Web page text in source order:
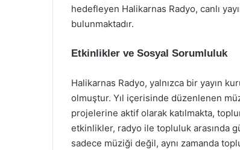
hedefleyen Halikarnas Radyo, canlı
bulunmaktadır.
Etkinlikler ve Sosyal Sorumluluk
Halikarnas Radyo, yalnızca bir yayın
olmuştur. Yıl içerisinde düzenlenen
projelerine aktif olarak katılmakta,
etkinlikler, radyo ile topluluk arasında
sadece müziği değil, aynı zamanda